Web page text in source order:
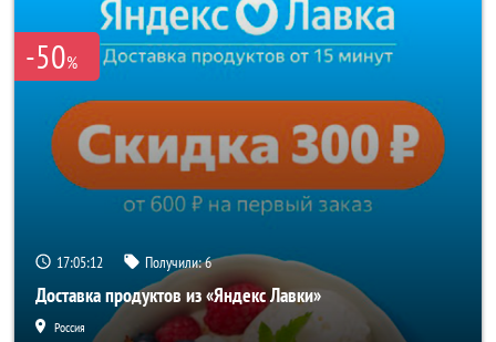
-50%
17:05:10 Получили:6
Доставка продуктов из «Яндекс Лавки»
Россия